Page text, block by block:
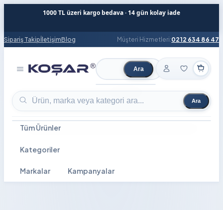
1000 TL üzeri kargo bedava · 14 gün kolay iade
Sipariş TakipİletişimBlog Müşteri Hizmetleri:0212 634 86 47
Ürün ara Ara
Ürün ara Ara
Tüm Ürünler
Kategoriler
Markalar Kampanyalar